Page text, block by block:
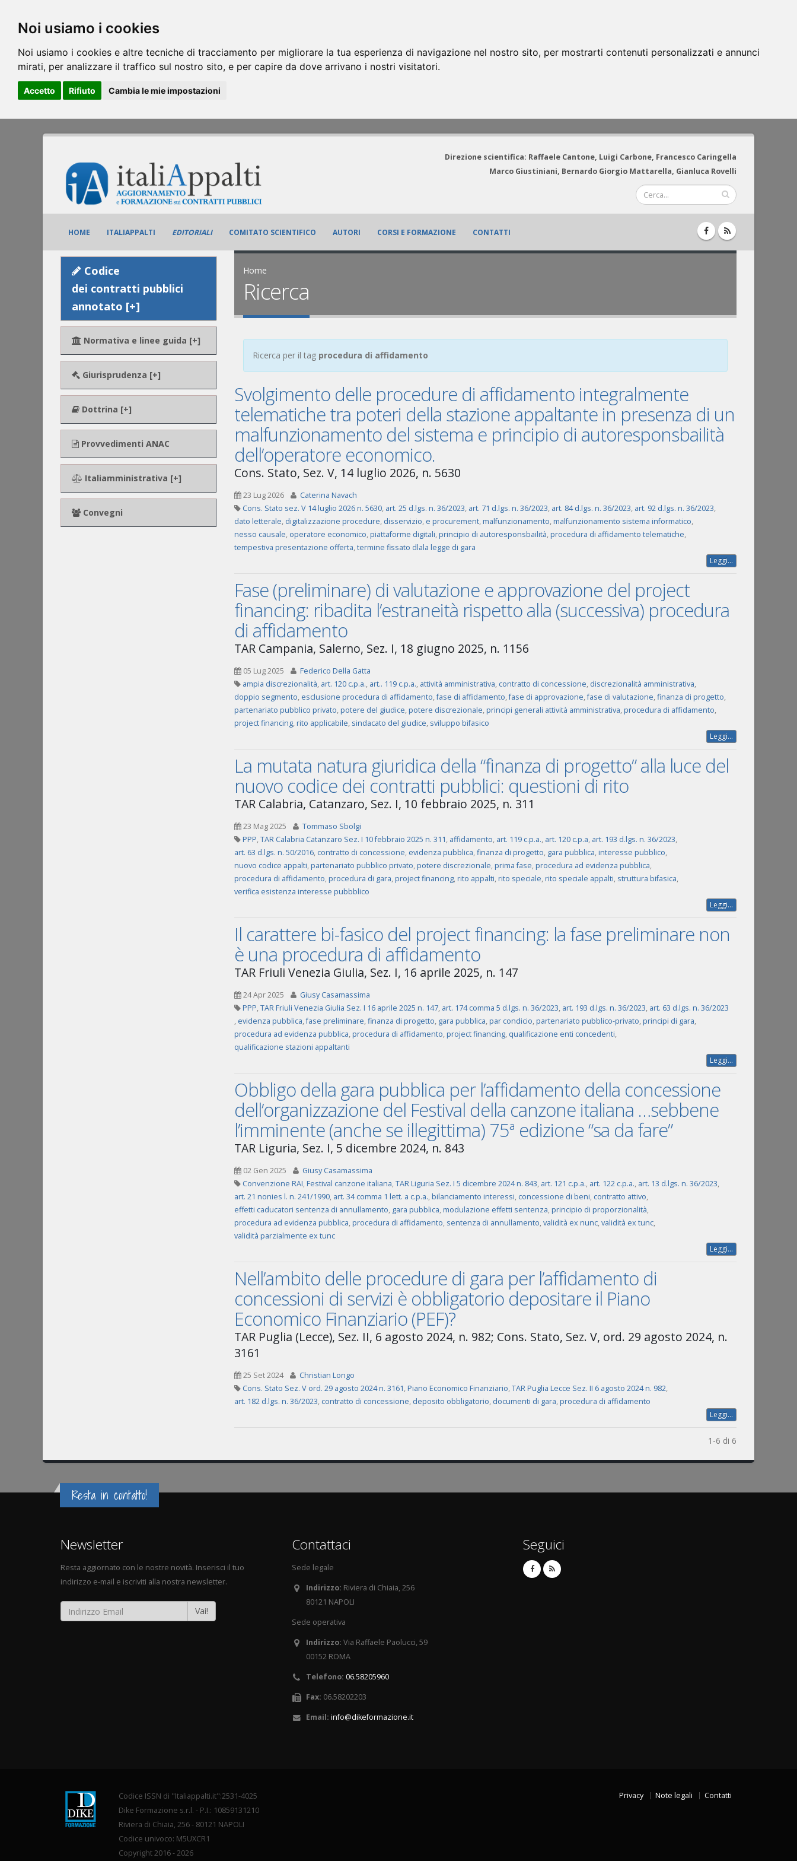
Noi usiamo i cookies
Noi usiamo i cookies e altre tecniche di tracciamento per migliorare la tua esperienza di navigazione nel nostro sito, per mostrarti contenuti personalizzati e annunci
mirati, per analizzare il traffico sul nostro sito, e per capire da dove arrivano i nostri visitatori.
Accetto Rifiuto Cambia le mie impostazioni
Direzione scientifica: Raffaele Cantone, Luigi Carbone, Francesco Caringella
Marco Giustiniani, Bernardo Giorgio Mattarella, Gianluca Rovelli
HOME ITALIAPPALTI EDITORIALI COMITATO SCIENTIFICO AUTORI CORSI E FORMAZIONE CONTATTI
Codice
dei contratti pubblici
annotato [+]
Normativa e linee guida [+]
Giurisprudenza [+]
Dottrina [+]
Provvedimenti ANAC
Italiamministrativa [+]
Convegni
Home
Ricerca
Ricerca per il tag procedura di affidamento
Svolgimento delle procedure di affidamento integralmente
telematiche tra poteri della stazione appaltante in presenza di un
malfunzionamento del sistema e principio di autoresponsbailità
dell’operatore economico.
Cons. Stato, Sez. V, 14 luglio 2026, n. 5630
23 Lug 2026
Caterina Navach
Cons. Stato sez. V 14 luglio 2026 n. 5630, art. 25 d.lgs. n. 36/2023, art. 71 d.lgs. n. 36/2023, art. 84 d.lgs. n. 36/2023, art. 92 d.lgs. n. 36/2023,
dato letterale, digitalizzazione procedure, disservizio, e procurement,malfunzionamento,malfunzionamento sistema informatico,
nesso causale, operatore economico,piattaforme digitali,principio di autoresponsbailità,procedura di affidamento telematiche,
tempestiva presentazione offerta,termine fissato dlala legge di gara
Leggi...
Fase (preliminare) di valutazione e approvazione del project
financing: ribadita l’estraneità rispetto alla (successiva) procedura
di affidamento
TAR Campania, Salerno, Sez. I, 18 giugno 2025, n. 1156
05 Lug 2025
Federico Della Gatta
ampia discrezionalità, art. 120 c.p.a., art.. 119 c.p.a., attività amministrativa, contratto di concessione, discrezionalità amministrativa,
doppio segmento, esclusione procedura di affidamento,fase di affidamento,fase di approvazione,fase di valutazione,finanza di progetto,
partenariato pubblico privato,potere del giudice,potere discrezionale,principi generali attività amministrativa,procedura di affidamento,
project financing,rito applicabile, sindacato del giudice, sviluppo bifasico
Leggi...
La mutata natura giuridica della “finanza di progetto” alla luce del
nuovo codice dei contratti pubblici: questioni di rito
TAR Calabria, Catanzaro, Sez. I, 10 febbraio 2025, n. 311
23 Mag 2025
Tommaso Sbolgi
PPP,TAR Calabria Catanzaro Sez. I 10 febbraio 2025 n. 311, affidamento, art. 119 c.p.a., art. 120 c.p.a, art. 193 d.lgs. n. 36/2023,
art. 63 d.lgs. n. 50/2016, contratto di concessione, evidenza pubblica,finanza di progetto, gara pubblica,interesse pubblico,
nuovo codice appalti,partenariato pubblico privato,potere discrezionale,prima fase,procedura ad evidenza pubblica,
procedura di affidamento,procedura di gara,project financing,rito appalti,rito speciale,rito speciale appalti, struttura bifasica,
verifica esistenza interesse pubbblico
Leggi...
Il carattere bi-fasico del project financing: la fase preliminare non
è una procedura di affidamento
TAR Friuli Venezia Giulia, Sez. I, 16 aprile 2025, n. 147
24 Apr 2025
Giusy Casamassima
PPP,TAR Friuli Venezia Giulia Sez. I 16 aprile 2025 n. 147, art. 174 comma 5 d.lgs. n. 36/2023, art. 193 d.lgs. n. 36/2023, art. 63 d.lgs. n. 36/2023
, evidenza pubblica,fase preliminare,finanza di progetto, gara pubblica,par condicio,partenariato pubblico-privato,principi di gara,
procedura ad evidenza pubblica,procedura di affidamento,project financing, qualificazione enti concedenti,
qualificazione stazioni appaltanti
Leggi...
Obbligo della gara pubblica per l’affidamento della concessione
dell’organizzazione del Festival della canzone italiana …sebbene
l’imminente (anche se illegittima) 75ª edizione “sa da fare”
TAR Liguria, Sez. I, 5 dicembre 2024, n. 843
02 Gen 2025
Giusy Casamassima
Convenzione RAI,Festival canzone italiana,TAR Liguria Sez. I 5 dicembre 2024 n. 843, art. 121 c.p.a., art. 122 c.p.a., art. 13 d.lgs. n. 36/2023,
art. 21 nonies l. n. 241/1990, art. 34 comma 1 lett. a c.p.a.,bilanciamento interessi, concessione di beni, contratto attivo,
effetti caducatori sentenza di annullamento, gara pubblica,modulazione effetti sentenza,principio di proporzionalità,
procedura ad evidenza pubblica,procedura di affidamento, sentenza di annullamento,validità ex nunc,validità ex tunc,
validità parzialmente ex tunc
Leggi...
Nell’ambito delle procedure di gara per l’affidamento di
concessioni di servizi è obbligatorio depositare il Piano
Economico Finanziario (PEF)?
TAR Puglia (Lecce), Sez. II, 6 agosto 2024, n. 982; Cons. Stato, Sez. V, ord. 29 agosto 2024, n.
3161
25 Set 2024
Christian Longo
Cons. Stato Sez. V ord. 29 agosto 2024 n. 3161,Piano Economico Finanziario,TAR Puglia Lecce Sez. II 6 agosto 2024 n. 982,
art. 182 d.lgs. n. 36/2023, contratto di concessione, deposito obbligatorio, documenti di gara,procedura di affidamento
Leggi...
1-6 di 6
Resta in contatto!
Newsletter
Resta aggiornato con le nostre novità. Inserisci il tuo
indirizzo e-mail e iscriviti alla nostra newsletter.
Vai!
Contattaci
Sede legale
Indirizzo: Riviera di Chiaia, 256
80121 NAPOLI
Sede operativa
Indirizzo: Via Raffaele Paolucci, 59
00152 ROMA
Telefono: 06.58205960
Fax: 06.58202203
Email: info@dikeformazione.it
Seguici
Codice ISSN di "Italiappalti.it":2531-4025
Dike Formazione s.r.l. - P.I.: 10859131210
Riviera di Chiaia, 256 - 80121 NAPOLI
Codice univoco: M5UXCR1
Copyright 2016 - 2026
Privacy Note legali Contatti